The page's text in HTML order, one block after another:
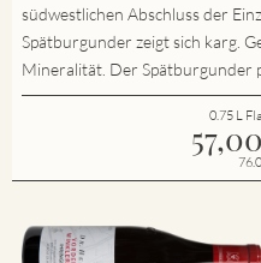
südwestlichen Abschluss der
Spätburgunder zeigt sich karg.
Mineralität. Der Spätburgunder
0.75 L
57,00